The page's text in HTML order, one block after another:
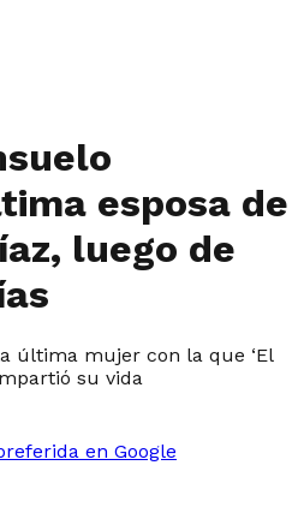
esposa de
luego de
última mujer con la que ‘El
su vida
en Google